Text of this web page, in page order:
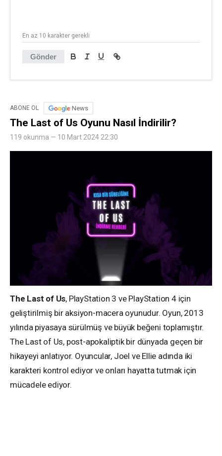
Gönder
En az 10 karakter gerekli
ABONE OL News
The Last of Us Oyunu Nasıl İndirilir?
119 okunma — 10 Mart 2024 22:30
The Last of Us, PlayStation 3 ve PlayStation 4 için
geliştirilmiş bir aksiyon-macera oyunudur. Oyun, 2013
yılında piyasaya sürülmüş ve büyük beğeni toplamıştır.
The Last of Us, post-apokaliptik bir dünyada geçen bir
hikayeyi anlatıyor. Oyuncular, Joel ve Ellie adında iki
karakteri kontrol ediyor ve onları hayatta tutmak için
mücadele ediyor.